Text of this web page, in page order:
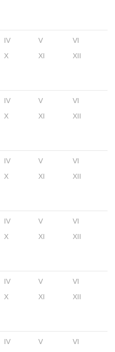
IV V
VI
X XI XII
IV V
VI
X XI XII
IV V
VI
X XI XII
IV V
VI
X XI XII
IV V
VI
X XI XII
IV V
VI